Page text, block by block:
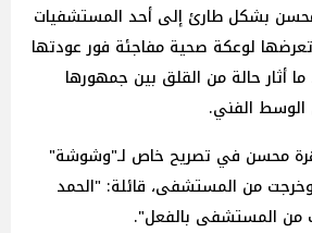
بشكل طارئ إلى أحد المستشفيات
لوعكة صحية مفاجئة فور عودتها
أثار حالة من القلق بين جمهورها
الفني.
محسن في تصريح خاص لـ"وشوشة"
من المستشفى، قائلة: "الحمد
من المستشفى بالفعل".